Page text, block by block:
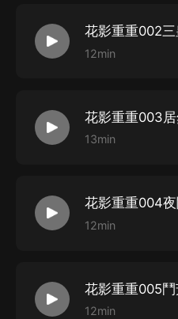
漫畫《朕的馬是狐狸精》
滿》飾 蒲小滿。
【購買須知】
1、本作品為付費有聲書，
3、如在充值／購買環節遇
按鈕，將頁面分享至微信內
谘詢在線客服：
第一步：您可在喜馬拉雅
花影重重002
12min
花影重重003
13min
花影重重004
12min
花影重重005
12min